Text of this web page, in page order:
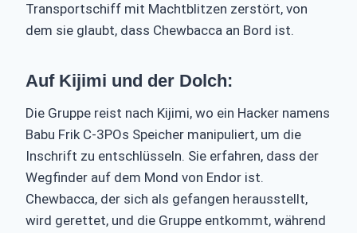
Transportschiff mit Machtblitzen zerstört, von
dem sie glaubt, dass Chewbacca an Bord ist.
Auf Kijimi und der Dolch:
Die Gruppe reist nach Kijimi, wo ein Hacker namens
Babu Frik C-3POs Speicher manipuliert, um die
Inschrift zu entschlüsseln. Sie erfahren, dass der
Wegfinder auf dem Mond von Endor ist.
Chewbacca, der sich als gefangen herausstellt,
wird gerettet, und die Gruppe entkommt, während